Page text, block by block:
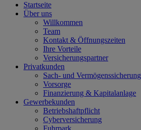
Startseite
Über uns
Willkommen
Team
Kontakt & Öffnungszeiten
Ihre Vorteile
Versicherungspartner
Privatkunden
Sach- und Vermögenssicherung
Vorsorge
Finanzierung & Kapitalanlage
Gewerbekunden
Betriebshaftpflicht
Cyberversicherung
Fuhrpark